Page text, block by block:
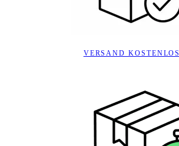
VERSAND KOSTENLOS